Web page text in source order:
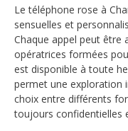
Le téléphone rose à
sensuelles et
Chaque appel peut être
opératrices formées
est disponible à toute
permet une exploration
choix entre différents
toujours confidentielles